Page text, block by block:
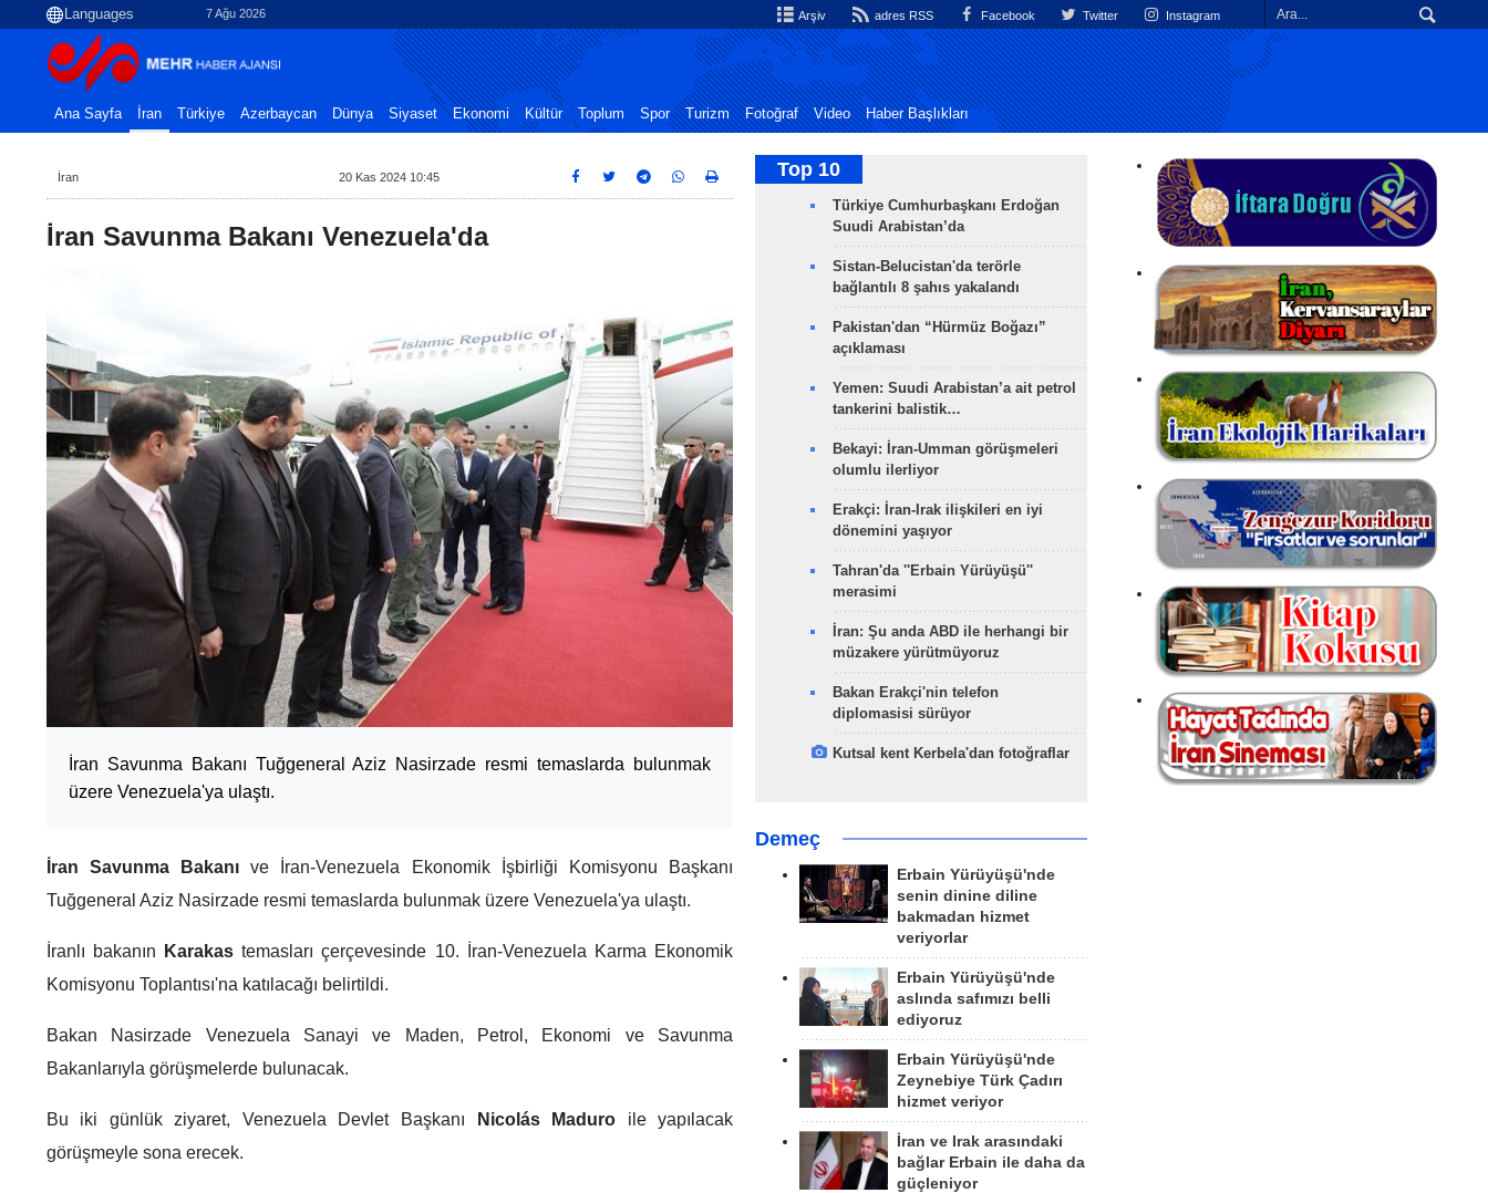
7 Ağu 2026 Arşiv adres RSS Facebook Twitter Instagram
Ana Sayfa İran Türkiye Azerbaycan Dünya Siyaset Ekonomi Kültür Toplum Spor Turizm Fotoğraf Video Haber Başlıkları
İran 20 Kas 2024 10:45
İran Savunma Bakanı Venezuela'da
İran Savunma Bakanı Tuğgeneral Aziz Nasirzade resmi temaslarda bulunmak
üzere Venezuela'ya ulaştı.
İran Savunma Bakanı ve İran-Venezuela Ekonomik İşbirliği Komisyonu Başkanı
Tuğgeneral Aziz Nasirzade resmi temaslarda bulunmak üzere Venezuela'ya ulaştı.
İranlı bakanın Karakastemasları çerçevesinde 10. İran-Venezuela Karma Ekonomik
Komisyonu Toplantısı'na katılacağı belirtildi.
Bakan Nasirzade Venezuela Sanayi ve Maden, Petrol, Ekonomi ve Savunma
Bakanlarıyla görüşmelerde bulunacak.
Bu iki günlük ziyaret, Venezuela Devlet Başkanı Nicolás Maduro ile yapılacak
görüşmeyle sona erecek.
Top 10
Türkiye Cumhurbaşkanı Erdoğan
Suudi Arabistan’da
Sistan-Belucistan'da terörle
bağlantılı 8 şahıs yakalandı
Pakistan'dan “Hürmüz Boğazı”
açıklaması
Yemen: Suudi Arabistan’a ait petrol
tankerini balistik…
Bekayi: İran-Umman görüşmeleri
olumlu ilerliyor
Erakçi: İran-Irak ilişkileri en iyi
dönemini yaşıyor
Tahran'da ''Erbain Yürüyüşü''
merasimi
İran: Şu anda ABD ile herhangi bir
müzakere yürütmüyoruz
Bakan Erakçi'nin telefon
diplomasisi sürüyor
Kutsal kent Kerbela'dan fotoğraflar
Demeç
Erbain Yürüyüşü'nde
senin dinine diline
bakmadan hizmet
veriyorlar
Erbain Yürüyüşü'nde
aslında safımızı belli
ediyoruz
Erbain Yürüyüşü'nde
Zeynebiye Türk Çadırı
hizmet veriyor
İran ve Irak arasındaki
bağlar Erbain ile daha da
güçleniyor